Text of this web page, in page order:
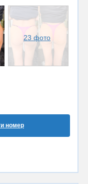
23 фото
номер